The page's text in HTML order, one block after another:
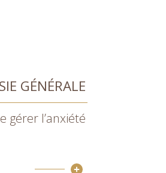
GÉNÉRALE
gérer l’anxiété